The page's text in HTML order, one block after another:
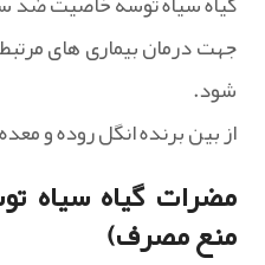
جهت درمان بیماری های
شود.
از بین برنده انگل روده و
مضرات گیاه سیاه
منع مصرف)‌